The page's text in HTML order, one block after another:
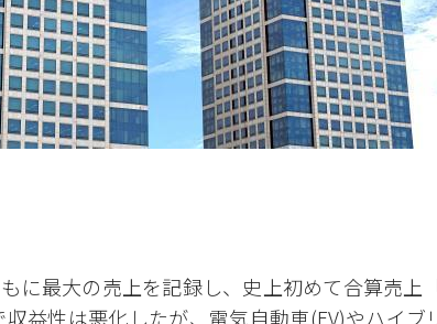
に最大の売上を記録し、史上初めて合算売上
益性は悪化したが、電気自動車(EV)やハイブ